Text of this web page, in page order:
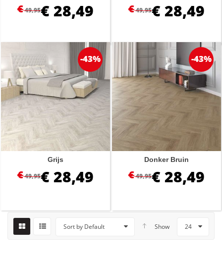
€49,95€ 28,49 €49,95€ 28,49
-43%
Grijs
€49,95€ 28,49
-43%
Donker Bruin
€49,95€ 28,49
Sort by Default Show 24